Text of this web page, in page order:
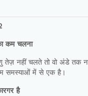
कम चलना
तेज़ नहीं चलते तो वो अंडे तक
समस्याओं में से एक है।
है